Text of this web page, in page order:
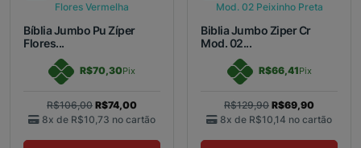
Bíblia Jumbo Pu Zíper
Flores...
R$70,30Pix
R$106,00 R$74,00
8x de R$10,73 no cartão
Biblia Jumbo Ziper Cr
Mod. 02...
R$66,41Pix
R$129,90 R$69,90
8x de R$10,14 no cartão